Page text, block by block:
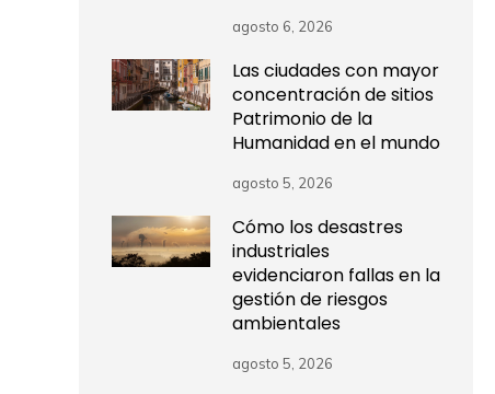
agosto 6, 2026
Las ciudades con mayor
concentración de sitios
Patrimonio de la
Humanidad en el mundo
agosto 5, 2026
Cómo los desastres
industriales
evidenciaron fallas en la
gestión de riesgos
ambientales
agosto 5, 2026